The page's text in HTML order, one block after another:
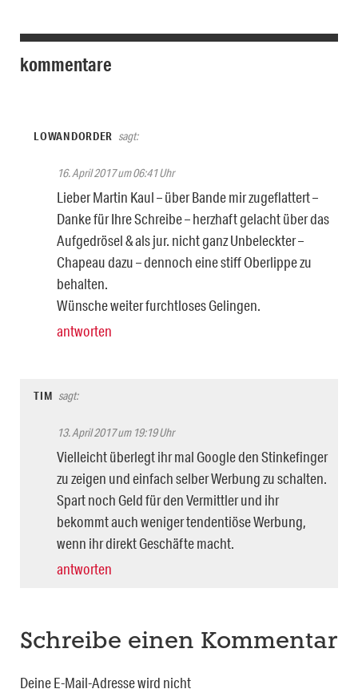
kommentare
LOWANDORDER sagt:
16. April 2017 um 06:41 Uhr
Lieber Martin Kaul – über Bande mir zugeflattert –
Danke für Ihre Schreibe – herzhaft gelacht über das
Aufgedrösel & als jur. nicht ganz Unbeleckter –
Chapeau dazu – dennoch eine stiff Oberlippe zu
behalten.
Wünsche weiter furchtloses Gelingen.
antworten
TIM sagt:
13. April 2017 um 19:19 Uhr
Vielleicht überlegt ihr mal Google den Stinkefinger
zu zeigen und einfach selber Werbung zu schalten.
Spart noch Geld für den Vermittler und ihr
bekommt auch weniger tendentiöse Werbung,
wenn ihr direkt Geschäfte macht.
antworten
Schreibe einen Kommentar
Deine E-Mail-Adresse wird nicht